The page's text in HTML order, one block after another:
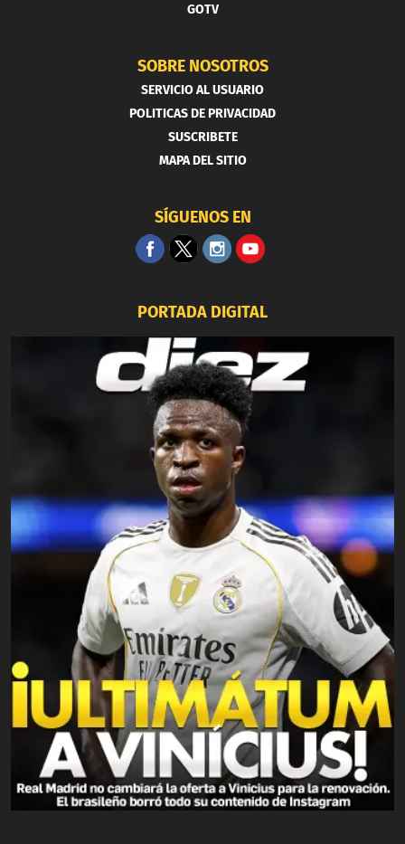
GOTV
SOBRE NOSOTROS
SERVICIO AL USUARIO
POLITICAS DE PRIVACIDAD
SUSCRIBETE
MAPA DEL SITIO
SÍGUENOS EN
PORTADA DIGITAL